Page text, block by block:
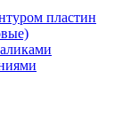
пластин